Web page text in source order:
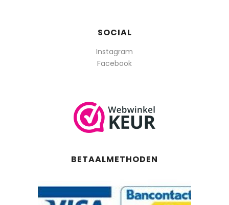
SOCIAL
Instagram
Facebook
BETAALMETHODEN